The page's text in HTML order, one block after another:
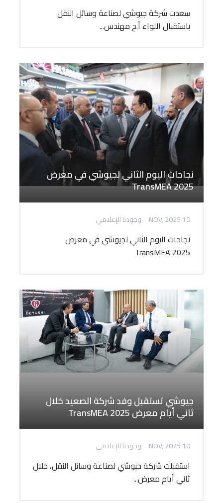
سعدت شركة جيوشي لصناعة وسائل النقل
باستقبال اللواء أ.ح مهندس...
نجاحات اليوم الثاني لجيوشي في معرض
TransMEA 2025
10 NOV, 2025 وجودنا الإعلامي
نجاحات اليوم الثاني لجيوشي في معرض
TransMEA 2025
جيوشي تستقبل وفد شركة الصعيد خلال
ثاني أيام معرض TransMEA 2025
10 NOV, 2025 وجودنا الإعلامي
استقبلت شركة جيوشي لصناعة وسائل النقل، خلال
ثاني أيام معرض...